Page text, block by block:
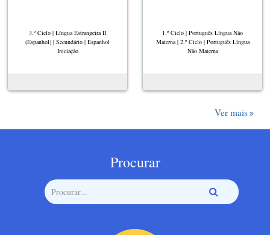
3.º Ciclo | Língua Estrangeira II
(Espanhol) | Secundário | Espanhol
Iniciação
1.º Ciclo | Português Língua Não
Materna | 2.º Ciclo | Português Língua
Não Materna
Ver mais
Procurar